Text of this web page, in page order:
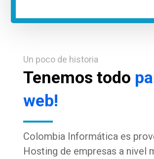
Un poco de historia
Tenemos todo
web!
Colombia Informática es
Hosting de empresas a nivel